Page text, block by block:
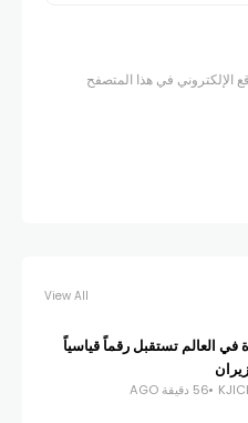
الإلكتروني في هذا المتصفح
View All
في العالم تستقبل رقماً قياسياً
56 دقيقة AGO